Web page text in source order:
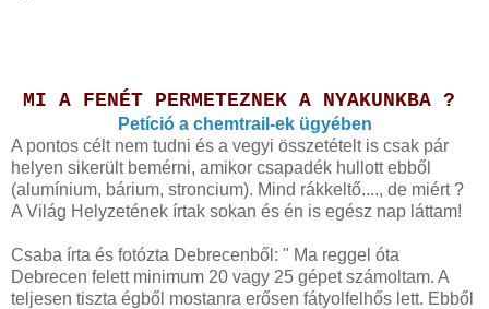
MI A FENÉT PERMETEZNEK A NYAKUNKBA ?
Petíció a chemtrail-ek ügyében
A pontos célt nem tudni és a vegyi összetételt is csak pár
helyen sikerült bemérni, amikor csapadék hullott ebből
(alumínium, bárium, stroncium). Mind rákkeltő...., de miért ?
A Világ Helyzetének írtak sokan és én is egész nap láttam!
Csaba írta és fotózta Debrecenből: " Ma reggel óta
Debrecen felett minimum 20 vagy 25 gépet számoltam. A
teljesen tiszta égből mostanra erősen fátyolfelhős lett. Ebből